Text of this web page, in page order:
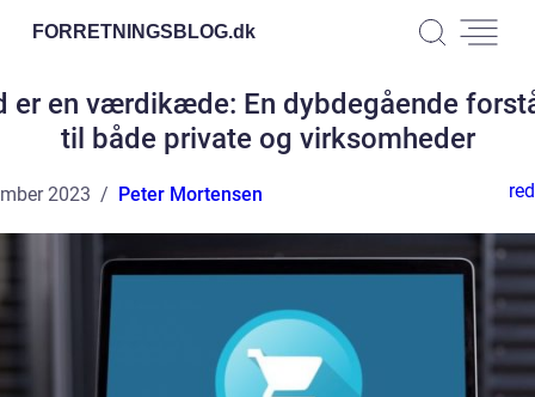
FORRETNINGSBLOG.dk
er en værdikæde: En dybdegående
til både private og virksomheder
2023 Peter Mortensen